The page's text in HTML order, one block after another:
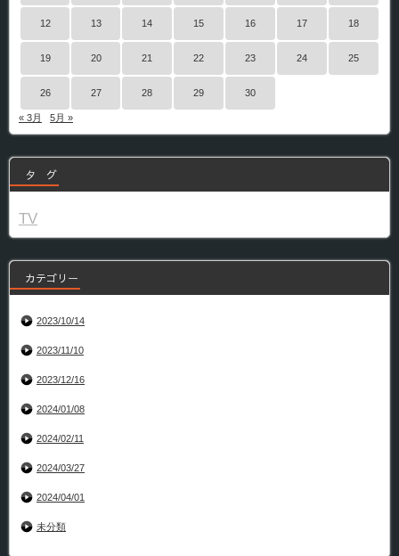
12 13 14 15 16 17 18
19 20 21 22 23 24 25
26 27 28 29 30
« 3月 5月 »
タ グ
TV
カテゴリー
2023/10/14
2023/11/10
2023/12/16
2024/01/08
2024/02/11
2024/03/27
2024/04/01
未分類